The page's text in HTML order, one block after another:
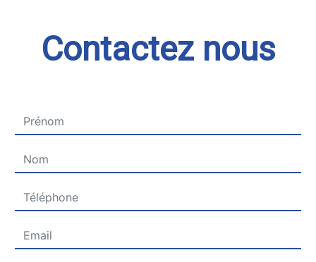
Contactez nous